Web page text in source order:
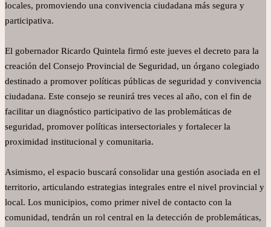
locales, promoviendo una convivencia ciudadana más segura y
participativa.
El gobernador Ricardo Quintela firmó este jueves el decreto para la
creación del Consejo Provincial de Seguridad, un órgano colegiado
destinado a promover políticas públicas de seguridad y convivencia
ciudadana. Este consejo se reunirá tres veces al año, con el fin de
facilitar un diagnóstico participativo de las problemáticas de
seguridad, promover políticas intersectoriales y fortalecer la
proximidad institucional y comunitaria.
Asimismo, el espacio buscará consolidar una gestión asociada en el
territorio, articulando estrategias integrales entre el nivel provincial y
local. Los municipios, como primer nivel de contacto con la
comunidad, tendrán un rol central en la detección de problemáticas,